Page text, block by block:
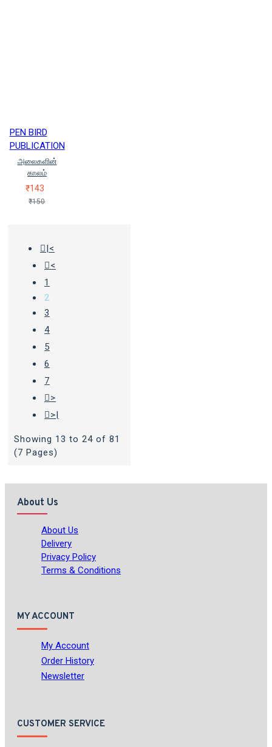
PEN BIRD
PUBLICATION
அலைகளின்
காலம்
₹143
₹150
|<
<
1
2
3
4
5
6
7
>
>|
Showing 13 to 24 of 81
(7 Pages)
About Us
About Us
Delivery
Privacy Policy
Terms & Conditions
MY ACCOUNT
My Account
Order History
Newsletter
CUSTOMER SERVICE